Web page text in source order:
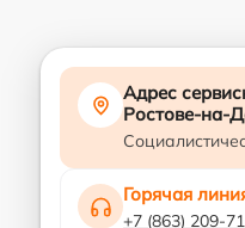
Адрес
Ростове-на-
Горячая
+7 (863) 209-